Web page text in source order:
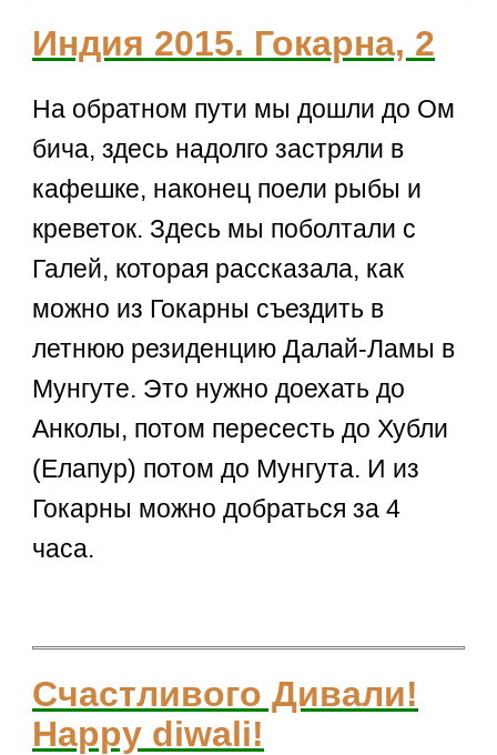
Индия 2015. Гокарна, 2
На обратном пути мы дошли до Ом
бича, здесь надолго застряли в
кафешке, наконец поели рыбы и
креветок. Здесь мы поболтали с
Галей, которая рассказала, как
можно из Гокарны съездить в
летнюю резиденцию Далай-Ламы в
Мунгуте. Это нужно доехать до
Анколы, потом пересесть до Хубли
(Елапур) потом до Мунгута. И из
Гокарны можно добраться за 4
часа.
Счастливого Дивали!
Happy diwali!